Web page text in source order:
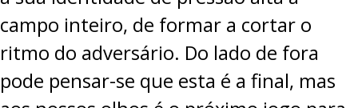
campo inteiro, de formar a cortar o
ritmo do adversário. Do lado de fora
pode pensar-se que esta é a final, mas